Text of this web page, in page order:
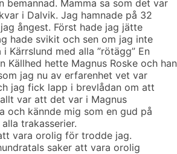
Mamma sa som det var
i Dalvik. Jag hamnade på 32
ångest. Först hade jag jätte
hade svikit och sen om jag inte
med alla ”rötägg” En
hette Magnus Roske och han
jag nu av erfarenhet vet var
jag fick lapp i brevlådan om att
var att det var i Magnus
och kännde mig som en gud på
trakasserier.
vara orolig för trodde jag.
saker att vara orolig